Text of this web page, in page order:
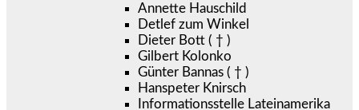
Annette Hauschild
Detlef zum Winkel
Dieter Bott ( † )
Gilbert Kolonko
Günter Bannas ( † )
Hanspeter Knirsch
Informationsstelle Lateinamerika